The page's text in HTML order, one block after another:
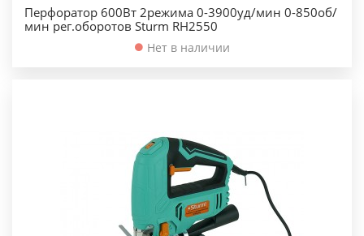
Перфоратор 600Вт 2режима 0-3900уд/мин 0-850об/
мин рег.оборотов Sturm RH2550
Нет в наличии